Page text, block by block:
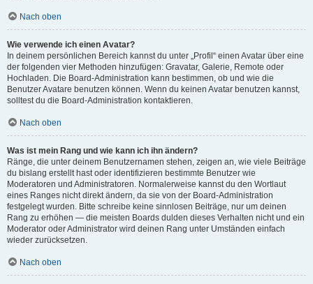
Nach oben
Wie verwende ich einen Avatar?
In deinem persönlichen Bereich kannst du unter „Profil“ einen Avatar über eine
der folgenden vier Methoden hinzufügen: Gravatar, Galerie, Remote oder
Hochladen. Die Board-Administration kann bestimmen, ob und wie die
Benutzer Avatare benutzen können. Wenn du keinen Avatar benutzen kannst,
solltest du die Board-Administration kontaktieren.
Nach oben
Was ist mein Rang und wie kann ich ihn ändern?
Ränge, die unter deinem Benutzernamen stehen, zeigen an, wie viele Beiträge
du bislang erstellt hast oder identifizieren bestimmte Benutzer wie
Moderatoren und Administratoren. Normalerweise kannst du den Wortlaut
eines Ranges nicht direkt ändern, da sie von der Board-Administration
festgelegt wurden. Bitte schreibe keine sinnlosen Beiträge, nur um deinen
Rang zu erhöhen — die meisten Boards dulden dieses Verhalten nicht und ein
Moderator oder Administrator wird deinen Rang unter Umständen einfach
wieder zurücksetzen.
Nach oben